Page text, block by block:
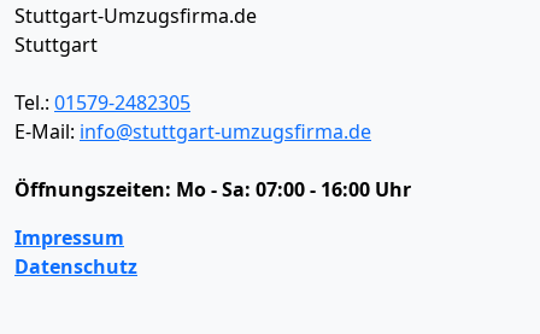
Stuttgart-Umzugsfirma.de
Stuttgart
Tel.: 01579-2482305
E-Mail: info@stuttgart-umzugsfirma.de
Öffnungszeiten: Mo - Sa: 07:00 - 16:00 Uhr
Impressum
Datenschutz